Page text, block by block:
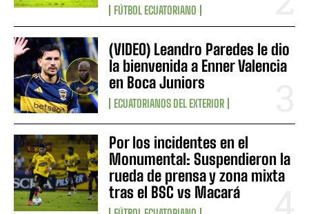
FÚTBOL ECUATORIANO
(VIDEO) Leandro Paredes le dio
la bienvenida a Enner Valencia
en Boca Juniors
ECUATORIANOS DEL EXTERIOR
Por los incidentes en el
Monumental: Suspendieron la
rueda de prensa y zona mixta
tras el BSC vs Macará